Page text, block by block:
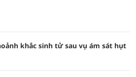
khắc sinh tử sau vụ ám sát hụt